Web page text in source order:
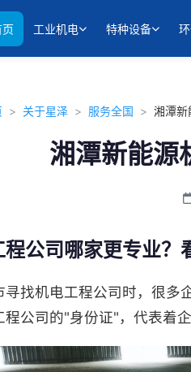
工业机电 特种设备
> 关于星泽 > 服务全国 > 湘潭新
湘潭新能源
程公司哪家更专业？
寻找机电工程公司时，很
程公司的"身份证"，代表着